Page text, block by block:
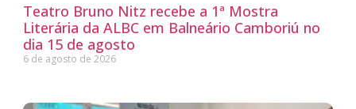
Teatro Bruno Nitz recebe a 1ª Mostra
Literária da ALBC em Balneário Camboriú no
dia 15 de agosto
6 de agosto de 2026